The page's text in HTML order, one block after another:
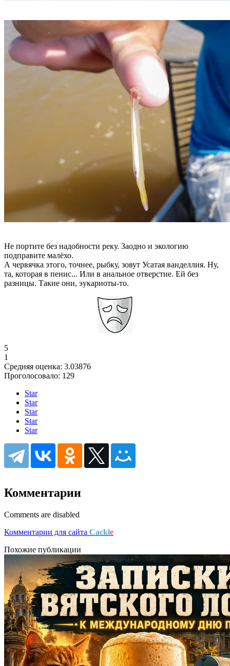
Не портите без надобности реку. Заодно и экологию
подправите малёхо.
А червячка этого, точнее, рыбку, зовут Усатая ванделлия. Ну,
та, которая в пенис... Или в анальное отверстие. Ей без
разницы. Такие они, эукариоты-то.
5
1
Средняя оценка: 3.03876
Проголосовало: 129
Star
Star
Star
Star
Star
Комментарии
Comments are disabled
Комментарии для сайта Cackle
Похожие публикации